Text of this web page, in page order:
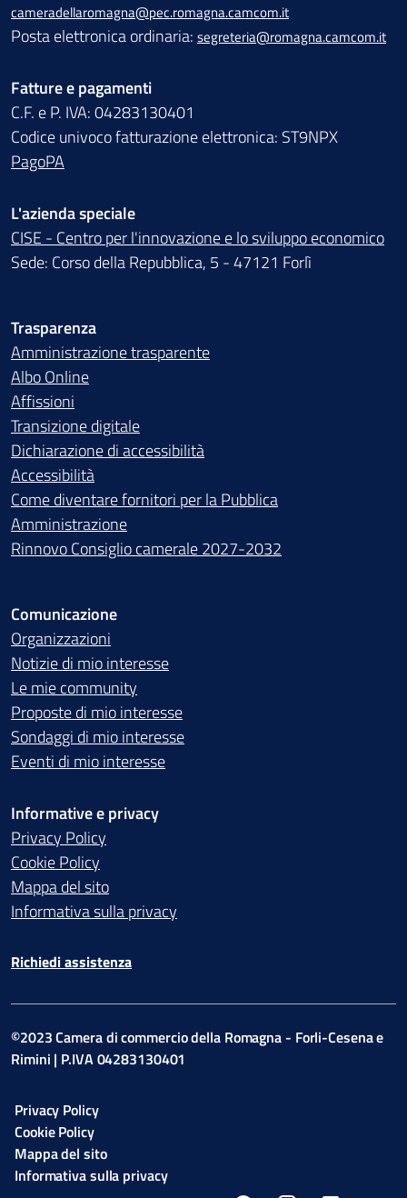
cameradellaromagna@pec.romagna.camcom.it
Posta elettronica ordinaria: segreteria@romagna.camcom.it
Fatture e pagamenti
C.F. e P. IVA: 04283130401
Codice univoco fatturazione elettronica: ST9NPX
PagoPA
L'azienda speciale
CISE - Centro per l'innovazione e lo sviluppo economico
Sede: Corso della Repubblica, 5 - 47121 Forlì
Trasparenza
Amministrazione trasparente
Albo Online
Affissioni
Transizione digitale
Dichiarazione di accessibilità
Accessibilità
Come diventare fornitori per la Pubblica
Amministrazione
Rinnovo Consiglio camerale 2027-2032
Comunicazione
Organizzazioni
Notizie di mio interesse
Le mie community
Proposte di mio interesse
Sondaggi di mio interesse
Eventi di mio interesse
Informative e privacy
Privacy Policy
Cookie Policy
Mappa del sito
Informativa sulla privacy
Richiedi assistenza
©2023 Camera di commercio della Romagna - Forli-Cesena e
Rimini | P.IVA 04283130401
Privacy Policy
Cookie Policy
Mappa del sito
Informativa sulla privacy